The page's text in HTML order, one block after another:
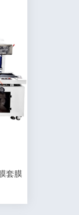
套膜